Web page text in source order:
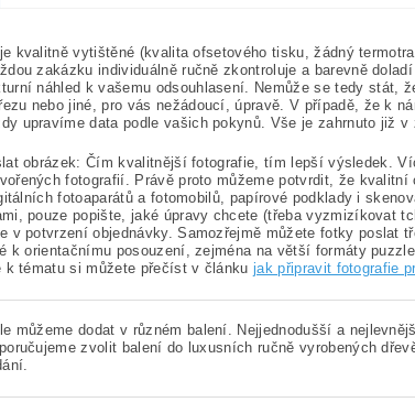
kvalitně vytištěné (kvalita ofsetového tisku, žádný
zakázku individuálně ručně zkontroluje a barevně
náhled k vašemu odsouhlasení. Nemůže se tedy stát,
nebo jiné, pro vás nežádoucí, úpravě. V případě, že k
upravíme data podle vašich pokynů. Vše je zahrnuto již v
obrázek: Čím kvalitnější fotografie, tím lepší výsledek.
fotografií. Právě proto můžeme potvrdit, že
fotoaparátů a fotomobilů, papírové podklady i
pouze popište, jaké úpravy chcete (třeba vyzmizíkovat
v potvrzení objednávky. Samozřejmě můžete fotky poslat
k orientačnímu posouzení, zejména na větší formáty
k tématu si můžete přečíst v článkujak připravit fotografie
můžeme dodat v různém balení. Nejjednodušší a
zvolit balení do luxusních ručně vyrobených